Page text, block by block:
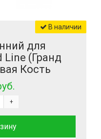
В наличии
для
Line (Гранд
Кость
+